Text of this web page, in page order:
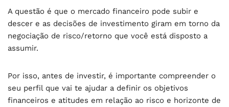
A questão é que o mercado financeiro pode subir e
descer e as decisões de investimento giram em torno da
negociação de risco/retorno que você está disposto a
assumir.
Por isso, antes de investir, é importante compreender o
seu perfil que vai te ajudar a definir os objetivos
financeiros e atitudes em relação ao risco e horizonte de